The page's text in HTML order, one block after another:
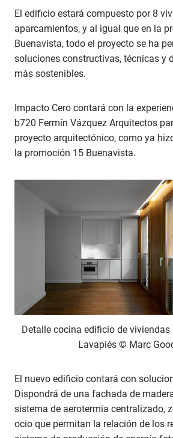
El edificio estará compuesto por 8
aparcamientos, y al igual que en la
Buenavista, todo el proyecto se ha
soluciones constructivas, técnicas y
más sostenibles.
Impacto Cero contará con la
b720 Fermín Vázquez Arquitectos
proyecto arquitectónico, como ya
la promoción 15 Buenavista.
Detalle cocina edificio de viviendas
Lavapiés © Marc
El nuevo edificio contará con
Dispondrá de una fachada de
sistema de aerotermia centralizado,
ocio que permitan la relación de los